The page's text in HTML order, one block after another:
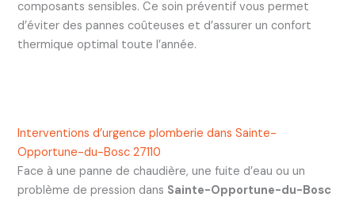
composants sensibles. Ce soin préventif vous permet
d’éviter des pannes coûteuses et d’assurer un confort
thermique optimal toute l’année.
Interventions d’urgence plomberie dans Sainte-
Opportune-du-Bosc 27110
Face à une panne de chaudière, une fuite d’eau ou un
problème de pression dans Sainte-Opportune-du-Bosc